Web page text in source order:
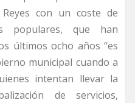
con un coste de
populares, que han
últimos ocho años “es
municipal cuando a
intentan llevar la
de servicios,